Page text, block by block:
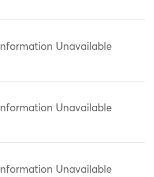
Information Unavailable
Information Unavailable
Information Unavailable